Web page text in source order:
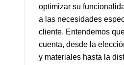
optimizar su
a las necesidades
cliente. Entendemos
cuenta, desde la
y materiales hasta la